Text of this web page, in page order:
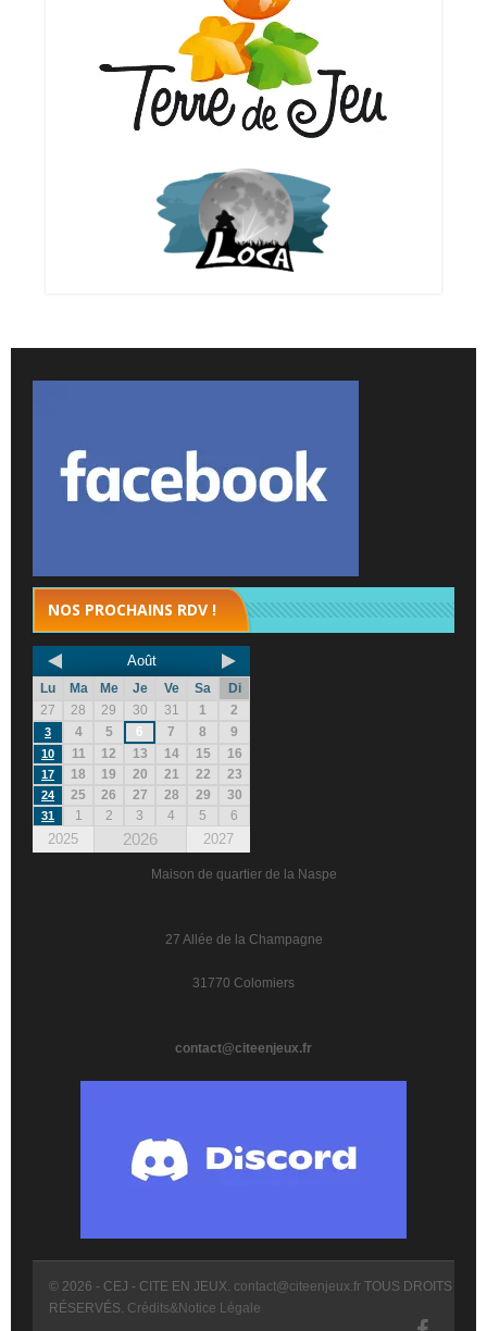
NOS PROCHAINS RDV !
Août
Lu Ma Me Je Ve Sa
Di
27
28 29 30 31 1 2
3 4 5 6 7 8 9
10 11 12 13 14 15 16
17 18 19 20 21 22 23
24 25 26 27 28 29 30
31 1 2 3 4 5 6
2025 2026 2027
Maison de quartier de la Naspe
27 Allée de la Champagne
31770 Colomiers
contact@citeenjeux.fr
© 2026 - CEJ - CITE EN JEUX. contact@citeenjeux.fr TOUS DROITS
RÉSERVÉS. Crédits&Notice Légale